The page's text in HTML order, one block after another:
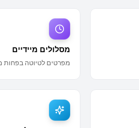
מסלולים מיידיים
מפרטים לטיוטה בפחות מ-30